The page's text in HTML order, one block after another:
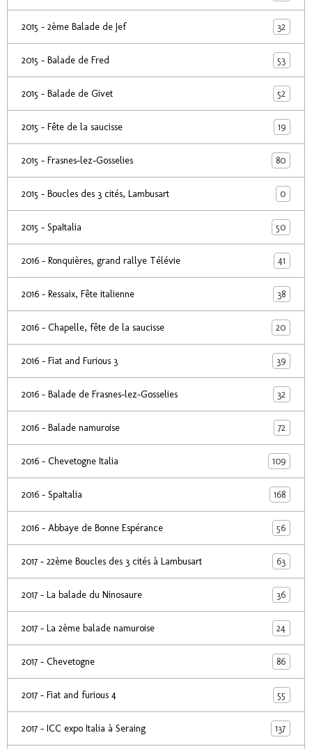
2015 - 2ème Balade de Jef 32
2015 - Balade de Fred 53
2015 - Balade de Givet 52
2015 - Fête de la saucisse 19
2015 - Frasnes-lez-Gosselies 80
2015 - Boucles des 3 cités, Lambusart 0
2015 - SpaItalia 50
2016 - Ronquières, grand rallye Télévie 41
2016 - Ressaix, Fête italienne 38
2016 - Chapelle, fête de la saucisse 20
2016 - Fiat and Furious 3 39
2016 - Balade de Frasnes-lez-Gosselies 32
2016 - Balade namuroise 72
2016 - Chevetogne Italia 109
2016 - SpaItalia 168
2016 - Abbaye de Bonne Espérance 56
2017 - 22ème Boucles des 3 cités à Lambusart 63
2017 - La balade du Ninosaure 36
2017 - La 2ème balade namuroise 24
2017 - Chevetogne 86
2017 - Fiat and furious 4 55
2017 - ICC expo Italia à Seraing 137